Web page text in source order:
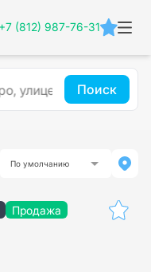
+7 (812) 987-76-31
Поиск
По умолчанию
Продажа